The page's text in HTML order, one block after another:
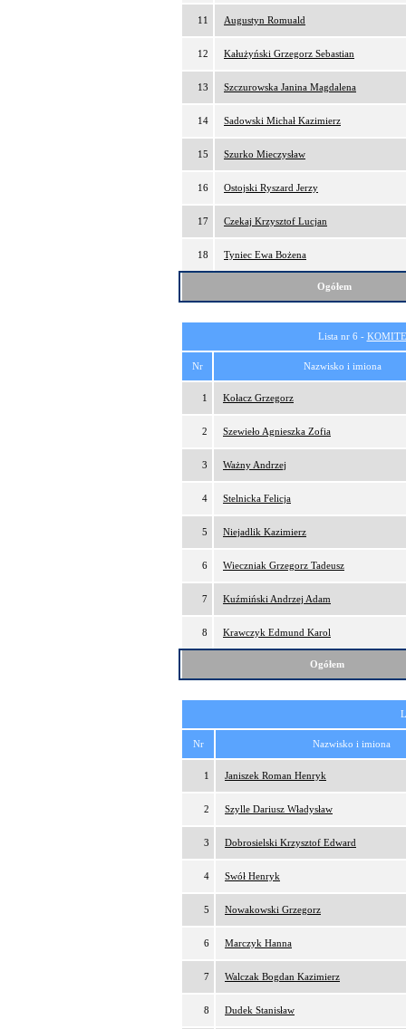
11 Augustyn Romuald
12 Kałużyński Grzegorz Sebastian
13 Szczurowska Janina Magdalena
14 Sadowski Michał Kazimierz
15 Szurko Mieczysław
16 Ostojski Ryszard Jerzy
17 Czekaj Krzysztof Lucjan
18 Tyniec Ewa Bożena
Ogółem
Lista nr 6 -
Nr Nazwisko i imiona
1 Kołacz Grzegorz
2 Szewieło Agnieszka Zofia
3 Ważny Andrzej
4 Stelnicka Felicja
5 Niejadlik Kazimierz
6 Wieczniak Grzegorz Tadeusz
7 Kuźmiński Andrzej Adam
8 Krawczyk Edmund Karol
Ogółem
Nr Nazwisko i imiona
1 Janiszek Roman Henryk
2 Szylle Dariusz Władysław
3 Dobrosielski Krzysztof Edward
4 Swół Henryk
5 Nowakowski Grzegorz
6 Marczyk Hanna
7 Walczak Bogdan Kazimierz
8 Dudek Stanisław